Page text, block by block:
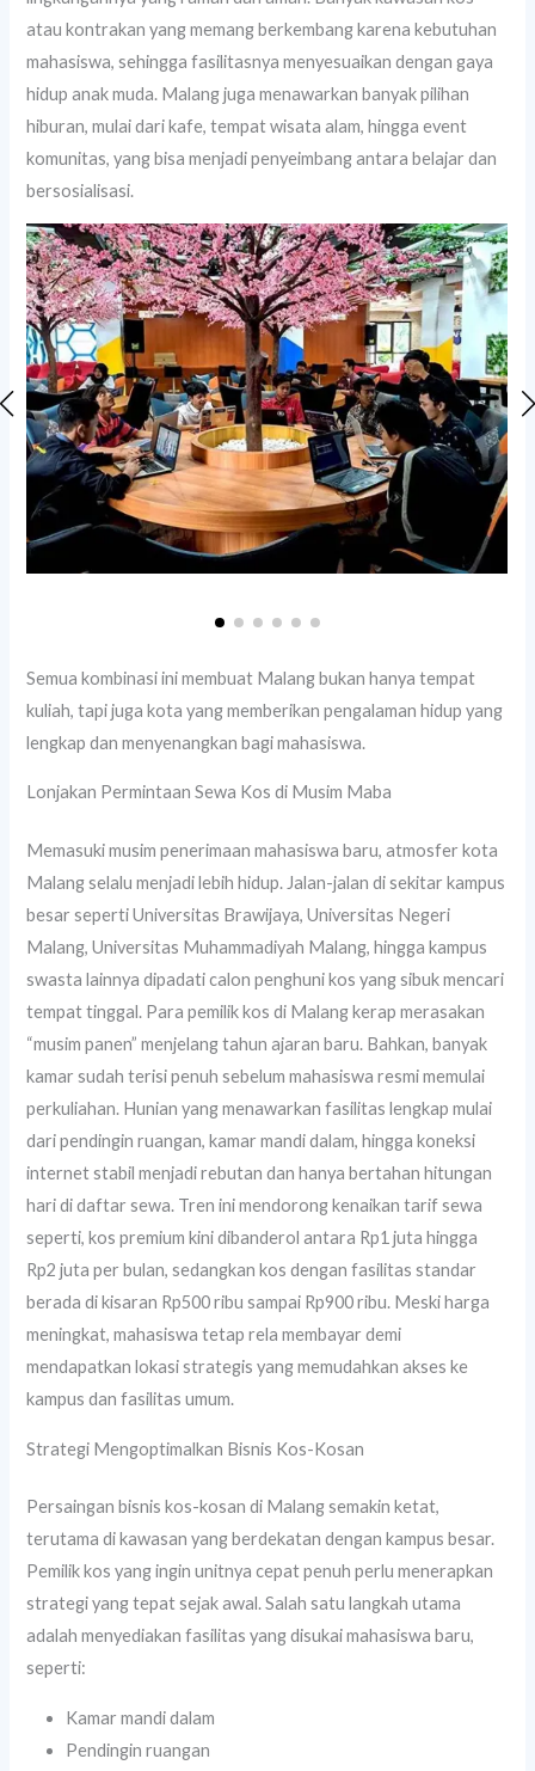
atau kontrakan yang memang berkembang karena kebutuhan
mahasiswa, sehingga fasilitasnya menyesuaikan dengan gaya
hidup anak muda. Malang juga menawarkan banyak pilihan
hiburan, mulai dari kafe, tempat wisata alam, hingga event
komunitas, yang bisa menjadi penyeimbang antara belajar dan
bersosialisasi.
Semua kombinasi ini membuat Malang bukan hanya tempat
kuliah, tapi juga kota yang memberikan pengalaman hidup yang
lengkap dan menyenangkan bagi mahasiswa.
Lonjakan Permintaan Sewa Kos di Musim Maba
Memasuki musim penerimaan mahasiswa baru, atmosfer kota
Malang selalu menjadi lebih hidup. Jalan-jalan di sekitar kampus
besar seperti Universitas Brawijaya, Universitas Negeri
Malang, Universitas Muhammadiyah Malang, hingga kampus
swasta lainnya dipadati calon penghuni kos yang sibuk mencari
tempat tinggal. Para pemilik kos di Malang kerap merasakan
“musim panen” menjelang tahun ajaran baru. Bahkan, banyak
kamar sudah terisi penuh sebelum mahasiswa resmi memulai
perkuliahan. Hunian yang menawarkan fasilitas lengkap mulai
dari pendingin ruangan, kamar mandi dalam, hingga koneksi
internet stabil menjadi rebutan dan hanya bertahan hitungan
hari di daftar sewa. Tren ini mendorong kenaikan tarif sewa
seperti, kos premium kini dibanderol antara Rp1 juta hingga
Rp2 juta per bulan, sedangkan kos dengan fasilitas standar
berada di kisaran Rp500 ribu sampai Rp900 ribu. Meski harga
meningkat, mahasiswa tetap rela membayar demi
mendapatkan lokasi strategis yang memudahkan akses ke
kampus dan fasilitas umum.
Strategi Mengoptimalkan Bisnis Kos-Kosan
Persaingan bisnis kos-kosan di Malang semakin ketat,
terutama di kawasan yang berdekatan dengan kampus besar.
Pemilik kos yang ingin unitnya cepat penuh perlu menerapkan
strategi yang tepat sejak awal. Salah satu langkah utama
adalah menyediakan fasilitas yang disukai mahasiswa baru,
seperti:
Kamar mandi dalam
Pendingin ruangan